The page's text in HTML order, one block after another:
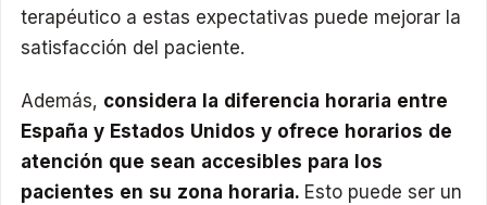
terapéutico a estas expectativas puede mejorar la
satisfacción del paciente.
Además, considera la diferencia horaria entre
España y Estados Unidos y ofrece horarios de
atención que sean accesibles para los
pacientes en su zona horaria. Esto puede ser un